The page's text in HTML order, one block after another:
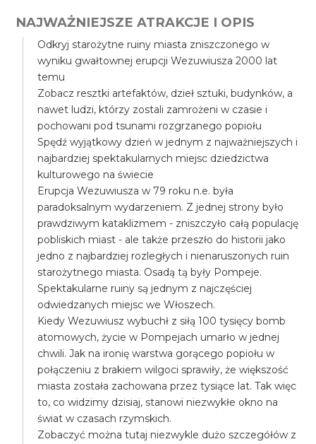
NAJWAŻNIEJSZE ATRAKCJE I OPIS
Odkryj starożytne ruiny miasta zniszczonego w
wyniku gwałtownej erupcji Wezuwiusza 2000 lat
temu
Zobacz resztki artefaktów, dzieł sztuki, budynków, a
nawet ludzi, którzy zostali zamrożeni w czasie i
pochowani pod tsunami rozgrzanego popiołu
Spędź wyjątkowy dzień w jednym z najważniejszych i
najbardziej spektakularnych miejsc dziedzictwa
kulturowego na świecie
Erupcja Wezuwiusza w 79 roku n.e. była
paradoksalnym wydarzeniem. Z jednej strony było
prawdziwym kataklizmem - zniszczyło całą populację
pobliskich miast - ale także przeszło do historii jako
jedno z najbardziej rozległych i nienaruszonych ruin
starożytnego miasta. Osadą tą były Pompeje.
Spektakularne ruiny są jednym z najczęściej
odwiedzanych miejsc we Włoszech.
Kiedy Wezuwiusz wybuchł z siłą 100 tysięcy bomb
atomowych, życie w Pompejach umarło w jednej
chwili. Jak na ironię warstwa gorącego popiołu w
połączeniu z brakiem wilgoci sprawiły, że większość
miasta została zachowana przez tysiące lat. Tak więc
to, co widzimy dzisiaj, stanowi niezwykłe okno na
świat w czasach rzymskich.
Zobaczyć można tutaj niezwykle dużo szczegółów z